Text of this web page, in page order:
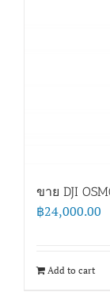
ขาย DJI
฿24,000.00
Add to cart